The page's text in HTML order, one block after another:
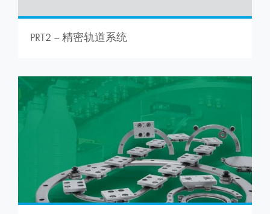
PRT2 – 精密轨道系统